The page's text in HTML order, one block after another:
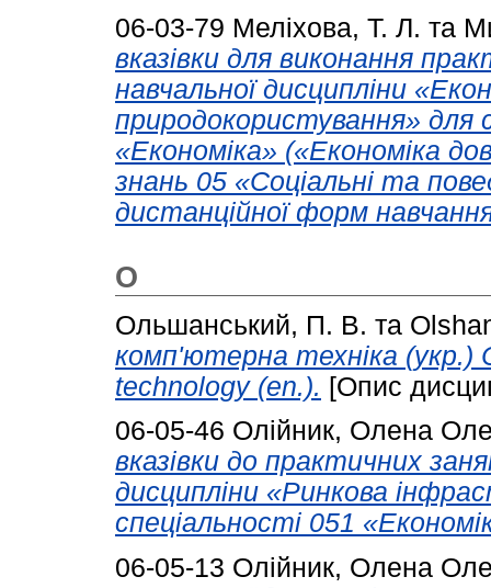
06-03-79 Меліхова, Т. Л. та
вказівки для виконання
навчальної дисципліни
природокористування» для
«Економіка» («Економіка
знань 05 «Соціальні та
дистанційної форм
О
Ольшанський, П. В. та
комп'ютерна техніка (укр.)
technology (en.). [Опис
06-05-46 Олійник, Олена
вказівки до практичних
дисципліни «Ринкова
спеціальності 051
06-05-13 Олійник, Олена